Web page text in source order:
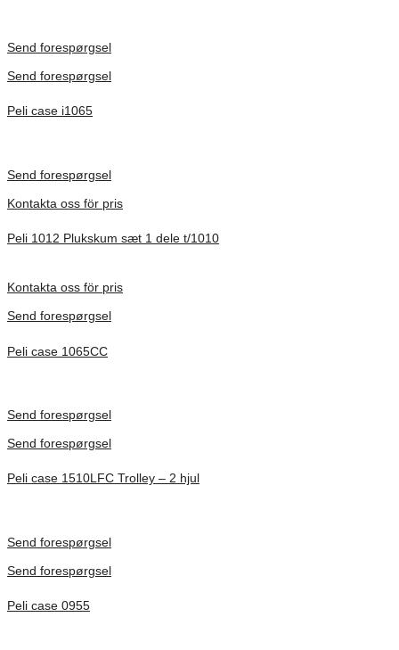
Send forespørgsel
Send forespørgsel
Peli case i1065
Send forespørgsel
Kontakta oss för pris
Peli 1012 Plukskum sæt 1 dele t/1010
Kontakta oss för pris
Send forespørgsel
Peli case 1065CC
Send forespørgsel
Send forespørgsel
Peli case 1510LFC Trolley – 2 hjul
Send forespørgsel
Send forespørgsel
Peli case 0955